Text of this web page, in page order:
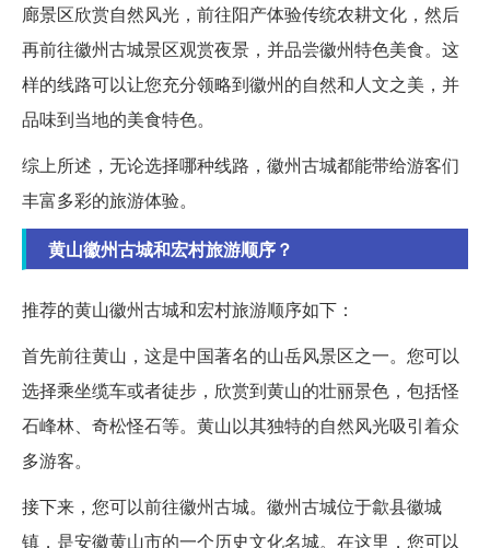
廊景区欣赏自然风光，前往阳产体验传统农耕文化，然后
再前往徽州古城景区观赏夜景，并品尝徽州特色美食。这
样的线路可以让您充分领略到徽州的自然和人文之美，并
品味到当地的美食特色。
综上所述，无论选择哪种线路，徽州古城都能带给游客们
丰富多彩的旅游体验。
黄山徽州古城和宏村旅游顺序？
推荐的黄山徽州古城和宏村旅游顺序如下：
首先前往黄山，这是中国著名的山岳风景区之一。您可以
选择乘坐缆车或者徒步，欣赏到黄山的壮丽景色，包括怪
石峰林、奇松怪石等。黄山以其独特的自然风光吸引着众
多游客。
接下来，您可以前往徽州古城。徽州古城位于歙县徽城
镇，是安徽黄山市的一个历史文化名城。在这里，您可以